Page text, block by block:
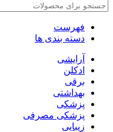
فهرست
دسته بندی ها
آرایشی
ادکلن
برقی
بهداشتی
پزشکی
پزشکی مصرفی
زیبایی